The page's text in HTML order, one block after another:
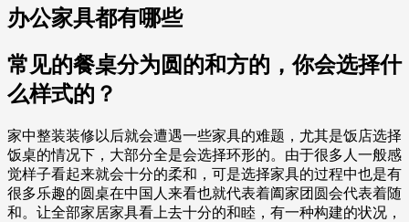
办公家具都有哪些
常见的餐桌分为圆的和方的，你会选择什
么样式的？
家中整装装修以后就会遭遇一些家具的难题，尤其是饭店选择
饭桌的情况下，大部分全是会选择环形的。由于很多人一般感
觉样子看起来就会十分的柔和，可是选择家具的过程中也是有
很多乐趣的圆桌在中国人来看也就代表着阖家团圆会代表着随
和。让全部家居家具看上去十分的和睦，有一种构建的状况，